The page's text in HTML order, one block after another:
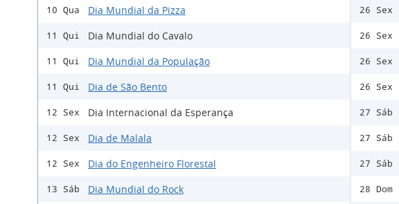
10 Qua Dia Mundial da Pizza
11 Qui Dia Mundial do Cavalo
11 Qui Dia Mundial da População
11 Qui Dia de São Bento
12 Sex Dia Internacional da Esperança
12 Sex Dia de Malala
12 Sex Dia do Engenheiro Florestal
13 Sáb Dia Mundial do Rock
26 Sex
26 Sex
26 Sex
26 Sex
27 Sáb
27 Sáb
27 Sáb
28 Dom